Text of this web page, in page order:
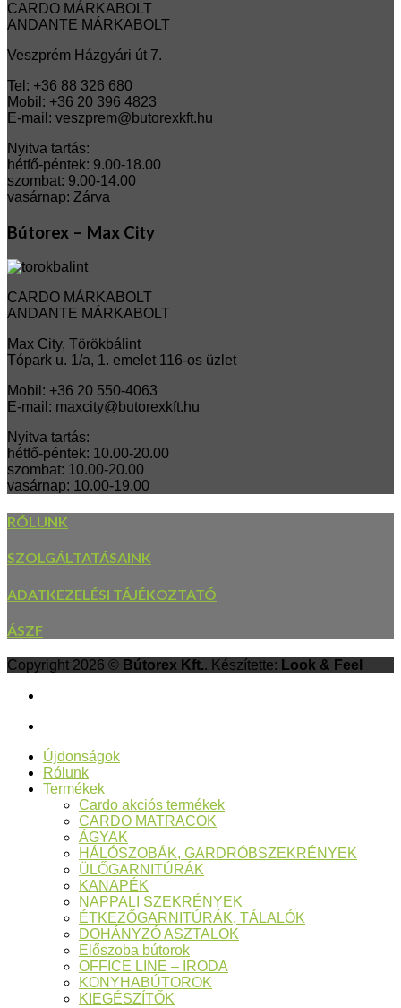
CARDO MÁRKABOLT
ANDANTE MÁRKABOLT
Veszprém Házgyári út 7.
Tel: +36 88 326 680
Mobil: +36 20 396 4823
E-mail: veszprem@butorexkft.hu
Nyitva tartás:
hétfő-péntek: 9.00-18.00
szombat: 9.00-14.00
vasárnap: Zárva
Bútorex – Max City
CARDO MÁRKABOLT
ANDANTE MÁRKABOLT
Max City, Törökbálint
Tópark u. 1/a, 1. emelet 116-os üzlet
Mobil: +36 20 550-4063
E-mail: maxcity@butorexkft.hu
Nyitva tartás:
hétfő-péntek: 10.00-20.00
szombat: 10.00-20.00
vasárnap: 10.00-19.00
RÓLUNK
SZOLGÁLTATÁSAINK
ADATKEZELÉSI TÁJÉKOZTATÓ
ÁSZF
Copyright 2026 © Bútorex Kft.. Készítette: Look & Feel
Újdonságok
Rólunk
Termékek
Cardo akciós termékek
CARDO MATRACOK
ÁGYAK
HÁLÓSZOBÁK, GARDRÓBSZEKRÉNYEK
ÜLŐGARNITÚRÁK
KANAPÉK
NAPPALI SZEKRÉNYEK
ÉTKEZŐGARNITÚRÁK, TÁLALÓK
DOHÁNYZÓ ASZTALOK
Előszoba bútorok
OFFICE LINE – IRODA
KONYHABÚTOROK
KIEGÉSZÍTŐK